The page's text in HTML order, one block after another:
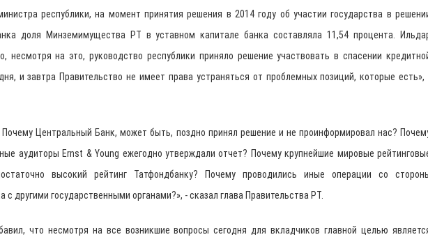
республики, на момент принятия решения в 2014 году об участии государства в
доля Минземимущества РТ в уставном капитале банка составляла 11,54 процента.
несмотря на это, руководство республики приняло решение участвовать в спасении
и завтра Правительство не имеет права устраняться от проблемных позиций, которые есть»,
Центральный Банк, может быть, поздно принял решение и не проинформировал нас?
аудиторы Ernst & Young ежегодно утверждали отчет? Почему крупнейшие мировые
высокий рейтинг Татфондбанку? Почему проводились иные операции со
с другими государственными органами?», - сказал глава Правительства РТ.
что несмотря на все возникшие вопросы сегодня для вкладчиков главной целью